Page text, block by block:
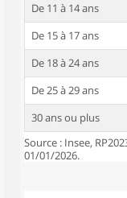
De 11 à 14 ans
De 15 à 17 ans
De 18 à 24 ans
De 25 à 29 ans
30 ans ou plus
Source : Insee,
01/01/2026.